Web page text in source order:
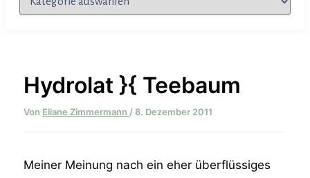
Hydrolat }{ Teebaum
Von Eliane Zimmermann/8. Dezember 2011
Meiner Meinung nach ein eher überflüssiges